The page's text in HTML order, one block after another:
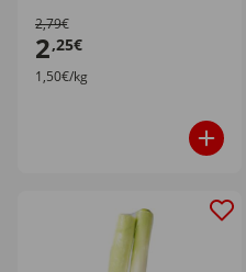
2,79€
2,25€
1,50€/kg